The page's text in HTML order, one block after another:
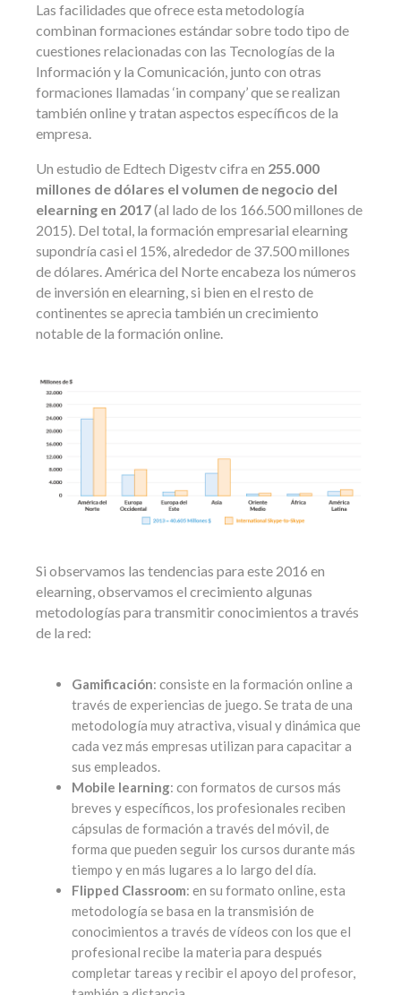
Las facilidades que ofrece esta metodología
combinan formaciones estándar sobre todo tipo de
cuestiones relacionadas con las Tecnologías de la
Información y la Comunicación, junto con otras
formaciones llamadas ‘in company’ que se realizan
también online y tratan aspectos específicos de la
empresa.
Un estudio de Edtech Digestv cifra en 255.000
millones de dólares el volumen de negocio del
elearning en 2017(al lado de los 166.500 millones de
2015). Del total, la formación empresarial elearning
supondría casi el 15%, alrededor de 37.500 millones
de dólares. América del Norte encabeza los números
de inversión en elearning, si bien en el resto de
continentes se aprecia también un crecimiento
notable de la formación online.
Si observamos las tendencias para este 2016 en
elearning, observamos el crecimiento algunas
metodologías para transmitir conocimientos a través
de la red:
Gamificación: consiste en la formación online a
través de experiencias de juego. Se trata de una
metodología muy atractiva, visual y dinámica que
cada vez más empresas utilizan para capacitar a
sus empleados.
Mobile learning: con formatos de cursos más
breves y específicos, los profesionales reciben
cápsulas de formación a través del móvil, de
forma que pueden seguir los cursos durante más
tiempo y en más lugares a lo largo del día.
Flipped Classroom: en su formato online, esta
metodología se basa en la transmisión de
conocimientos a través de vídeos con los que el
profesional recibe la materia para después
completar tareas y recibir el apoyo del profesor,